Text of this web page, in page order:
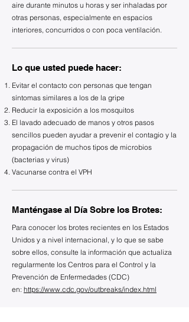
aire durante minutos u horas y ser inhaladas por
otras personas, especialmente en espacios
interiores, concurridos o con poca ventilación.
Lo que usted puede hacer:
Evitar el contacto con personas que tengan
síntomas similares a los de la gripe
Reducir la exposición a los mosquitos
El lavado adecuado de manos y otros pasos
sencillos pueden ayudar a prevenir el contagio y la
propagación de muchos tipos de microbios
(bacterias y virus)
Vacunarse contra el VPH
Manténgase al Día Sobre los Brotes:
Para conocer los brotes recientes en los Estados
Unidos y a nivel internacional, y lo que se sabe
sobre ellos, consulte la información que actualiza
regularmente los Centros para el Control y la
Prevención de Enfermedades (CDC)
en: https://www.cdc.gov/outbreaks/index.html